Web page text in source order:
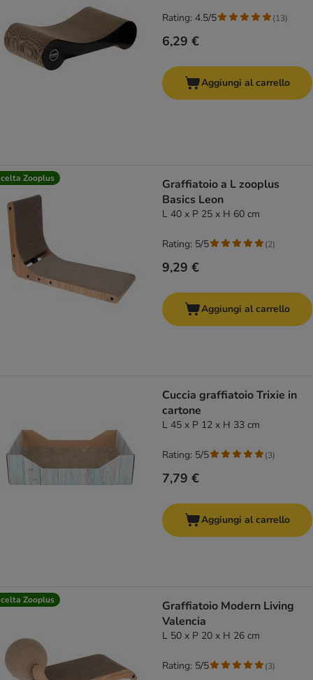
6,29 €
Rating: 4.5/5 (13)
Aggiungi al carrello
Zooplus
Graffiatoio a L zooplus
Basics Leon
L 40 x P 25 x H 60 cm
9,29 €
Rating: 5/5 (2)
Aggiungi al carrello
Cuccia graffiatoio Trixie in
cartone
L 45 x P 12 x H 33 cm
7,79 €
Rating: 5/5 (3)
Aggiungi al carrello
Zooplus
Graffiatoio Modern Living
Valencia
L 50 x P 20 x H 26 cm
Rating: 5/5 (3)